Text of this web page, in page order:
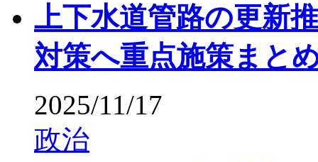
上下水道管路の更新
対策へ重点施策まと
2025/11/17
政治